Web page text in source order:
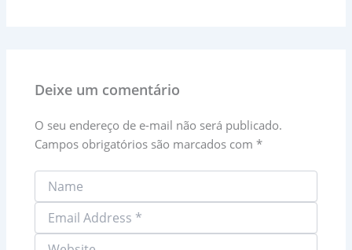
Deixe um comentário
O seu endereço de e-mail não será publicado.
Campos obrigatórios são marcados com*